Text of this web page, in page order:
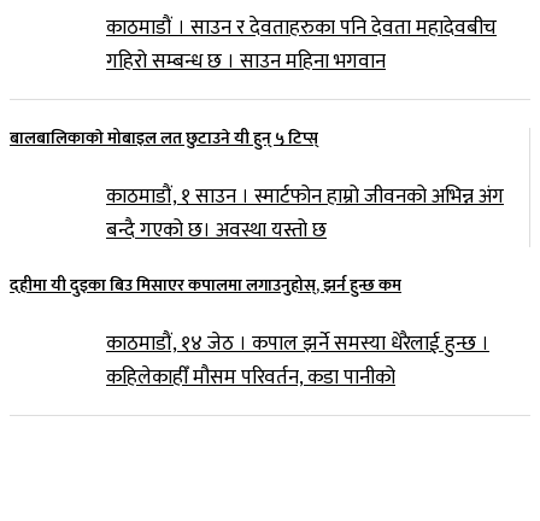
काठमाडौं । साउन र देवताहरुका पनि देवता महादेवबीच
गहिरो सम्बन्ध छ । साउन महिना भगवान
बालबालिकाकाे मोबाइल लत छुटाउने यी हुन् ५ टिप्स्
काठमाडौं, १ साउन । स्मार्टफोन हाम्रो जीवनको अभिन्न अंग
बन्दै गएको छ। अवस्था यस्तो छ
दहीमा यी दुइका बिउ मिसाएर कपालमा लगाउनुहोस्, झर्न हुन्छ कम
काठमाडौं, १४ जेठ । कपाल झर्ने समस्या धेरैलाई हुन्छ ।
कहिलेकाहीँ मौसम परिवर्तन, कडा पानीको